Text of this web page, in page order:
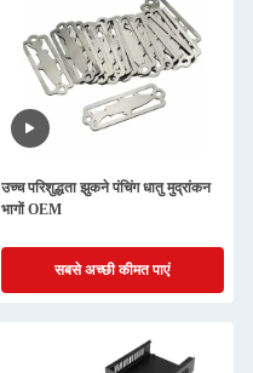
उच्च परिशुद्धता झुकने पंचिंग धातु मुद्रांकन
भागों OEM
सबसे अच्छी कीमत पाएं